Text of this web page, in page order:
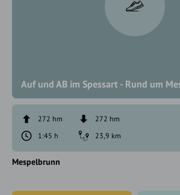
Auf und AB im Spessart - Rund um
272 hm
272 hm
1:45 h
23,9 km
Mespelbrunn